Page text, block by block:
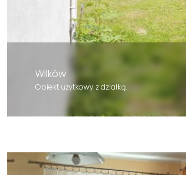
Wilków
Obiekt użytkowy z działką.